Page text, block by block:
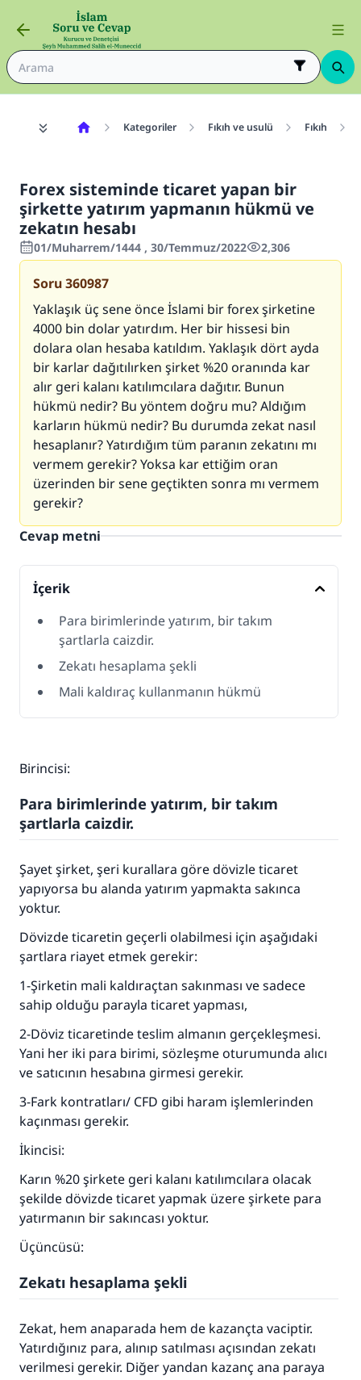
Kategoriler Fıkıh ve usulü Fıkıh
Forex sisteminde ticaret yapan bir
şirkette yatırım yapmanın hükmü ve
zekatın hesabı
01/Muharrem/1444 , 30/Temmuz/2022 2,306
Soru360987
Yaklaşık üç sene önce İslami bir forex şirketine
4000 bin dolar yatırdım. Her bir hissesi bin
dolara olan hesaba katıldım. Yaklaşık dört ayda
bir karlar dağıtılırken şirket %20 oranında kar
alır geri kalanı katılımcılara dağıtır. Bunun
hükmü nedir? Bu yöntem doğru mu? Aldığım
karların hükmü nedir? Bu durumda zekat nasıl
hesaplanır? Yatırdığım tüm paranın zekatını mı
vermem gerekir? Yoksa kar ettiğim oran
üzerinden bir sene geçtikten sonra mı vermem
gerekir?
Cevap metni
İçerik
Para birimlerinde yatırım, bir takım
şartlarla caizdir.
Zekatı hesaplama şekli
Mali kaldıraç kullanmanın hükmü
Birincisi:
Para birimlerinde yatırım, bir takım
şartlarla caizdir.
Şayet şirket, şeri kurallara göre dövizle ticaret
yapıyorsa bu alanda yatırım yapmakta sakınca
yoktur.
Dövizde ticaretin geçerli olabilmesi için aşağıdaki
şartlara riayet etmek gerekir:
1-Şirketin mali kaldıraçtan sakınması ve sadece
sahip olduğu parayla ticaret yapması,
2-Döviz ticaretinde teslim almanın gerçekleşmesi.
Yani her iki para birimi, sözleşme oturumunda alıcı
ve satıcının hesabına girmesi gerekir.
3-Fark kontratları/ CFD gibi haram işlemlerinden
kaçınması gerekir.
İkincisi:
Karın %20 şirkete geri kalanı katılımcılara olacak
şekilde dövizde ticaret yapmak üzere şirkete para
yatırmanın bir sakıncası yoktur.
Üçüncüsü:
Zekatı hesaplama şekli
Zekat, hem anaparada hem de kazançta vaciptir.
Yatırdığınız para, alınıp satılması açısından zekatı
verilmesi gerekir. Diğer yandan kazanç ana paraya
110845 Nolu Cevap, bir evliliği
kurtardı.
Ümmete cevapları ulaştırmak için bizi destekle
Her kim bir hayra yol gösterirse , hayrı yapan
(MUSLIM 1893)